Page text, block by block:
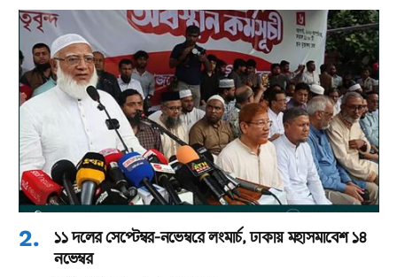
১১ দলের সেপ্টেম্বর-নভেম্বরে লংমার্চ, ঢাকায় মহাসমাবেশ ১৪
নভেম্বর